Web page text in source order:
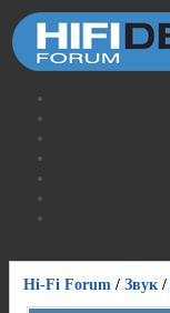
Hi-Fi Forum / Звук /